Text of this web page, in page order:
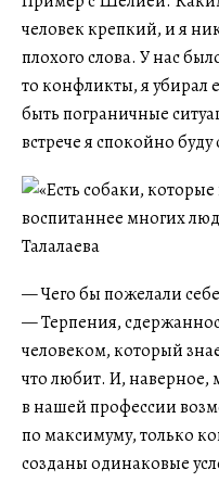
человек крепкий, и я
плохого слова. У нас
то конфликты, я убирал
быть пограничные
встрече я спокойно
— Чего бы пожелали
— Терпения,
человеком, который
что любит. И, наверное,
в нашей профессии
по максимуму, только
созданы одинаковые